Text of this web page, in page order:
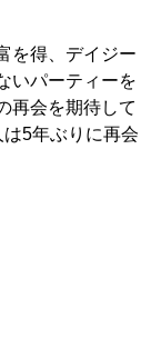
を得、デイジー
いパーティーを
再会を期待して
5年ぶりに再会